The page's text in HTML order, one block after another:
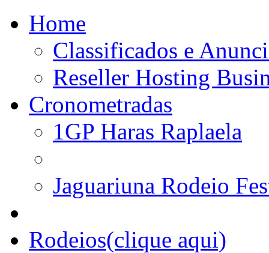
Home
Classificados e
Reseller Hosting
Cronometradas
1GP Haras Raplaela
Jaguariuna Rodeio
Rodeios(clique aqui)